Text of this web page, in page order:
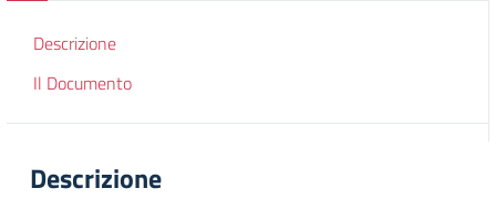
Descrizione
Il Documento
Descrizione